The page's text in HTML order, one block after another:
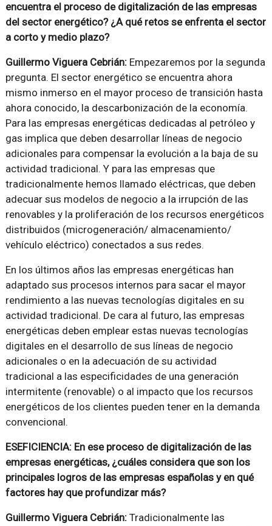
encuentra el proceso de digitalización de las empresas
del sector energético? ¿A qué retos se enfrenta el sector
a corto y medio plazo?
Guillermo Viguera Cebrián:Empezaremos por la segunda
pregunta. El sector energético se encuentra ahora
mismo inmerso en el mayor proceso de transición hasta
ahora conocido, la descarbonización de la economía.
Para las empresas energéticas dedicadas al petróleo y
gas implica que deben desarrollar líneas de negocio
adicionales para compensar la evolución a la baja de su
actividad tradicional. Y para las empresas que
tradicionalmente hemos llamado eléctricas, que deben
adecuar sus modelos de negocio a la irrupción de las
renovables y la proliferación de los recursos energéticos
distribuidos (microgeneración/ almacenamiento/
vehículo eléctrico) conectados a sus redes.
En los últimos años las empresas energéticas han
adaptado sus procesos internos para sacar el mayor
rendimiento a las nuevas tecnologías digitales en su
actividad tradicional. De cara al futuro, las empresas
energéticas deben emplear estas nuevas tecnologías
digitales en el desarrollo de sus líneas de negocio
adicionales o en la adecuación de su actividad
tradicional a las especificidades de una generación
intermitente (renovable) o al impacto que los recursos
energéticos de los clientes pueden tener en la demanda
convencional.
ESEFICIENCIA: En ese proceso de digitalización de las
empresas energéticas, ¿cuáles considera que son los
principales logros de las empresas españolas y en qué
factores hay que profundizar más?
Guillermo Viguera Cebrián:Tradicionalmente las